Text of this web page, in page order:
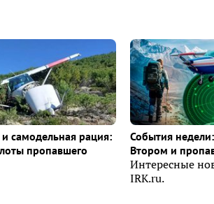
и самодельная рация:
пропавшего
События
Втором и
Интересные
IRK.ru.